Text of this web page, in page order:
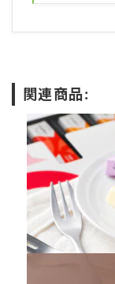
関連商品: